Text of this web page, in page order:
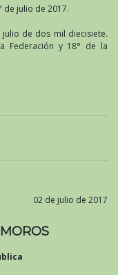
de julio de 2017.
de dos mil diecisiete.
Federación y 18° de la
02 de julio de 2017